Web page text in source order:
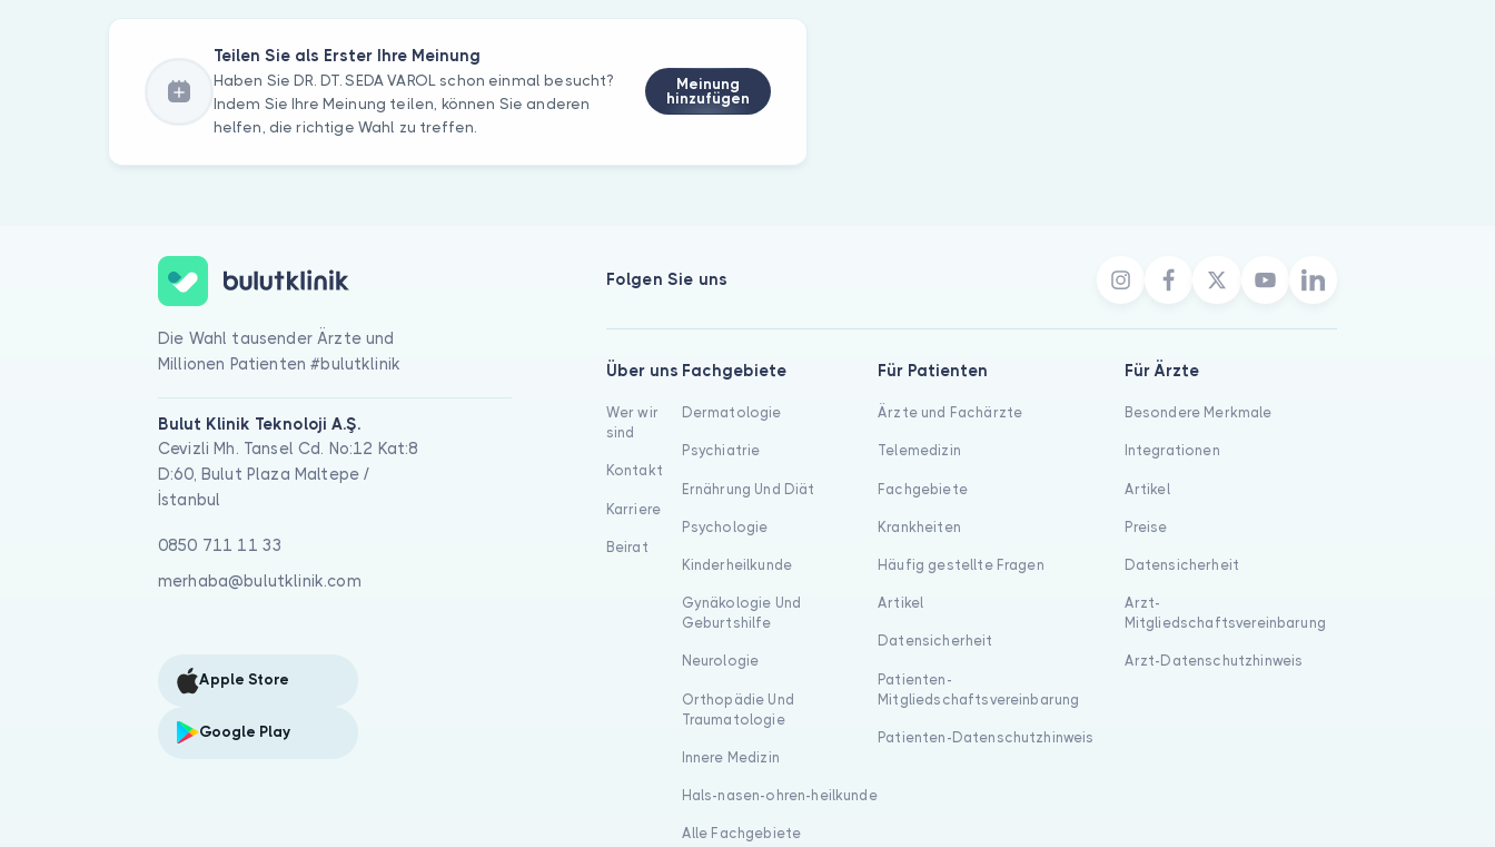
Teilen Sie als Erster Ihre Meinung
Haben Sie DR. DT. SEDA VAROL schon einmal besucht?
Indem Sie Ihre Meinung teilen, können Sie anderen
helfen, die richtige Wahl zu treffen.
Meinung
hinzufügen
Die Wahl tausender Ärzte und
Millionen Patienten #bulutklinik
Bulut Klinik Teknoloji A.Ş.
Cevizli Mh. Tansel Cd. No:12 Kat:8
D:60, Bulut Plaza Maltepe /
İstanbul
0850 711 11 33
merhaba@bulutklinik.com
Apple Store
Google Play
Folgen Sie uns
Über uns
Wer wir
sind
Kontakt
Karriere
Beirat
Fachgebiete
Dermatologie
Psychiatrie
Ernährung Und Diät
Psychologie
Kinderheilkunde
Gynäkologie Und
Geburtshilfe
Neurologie
Orthopädie Und
Traumatologie
Innere Medizin
Hals-nasen-ohren-heilkunde
Alle Fachgebiete
Für Patienten
Ärzte und Fachärzte
Telemedizin
Fachgebiete
Krankheiten
Häufig gestellte Fragen
Artikel
Datensicherheit
Patienten-
Mitgliedschaftsvereinbarung
Patienten-Datenschutzhinweis
Für Ärzte
Besondere Merkmale
Integrationen
Artikel
Preise
Datensicherheit
Arzt-
Mitgliedschaftsvereinbarung
Arzt-Datenschutzhinweis